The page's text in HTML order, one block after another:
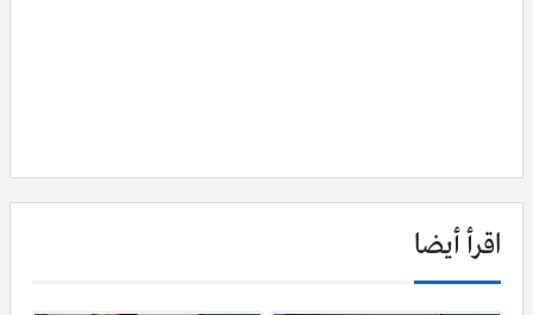
اقرأ أيضا